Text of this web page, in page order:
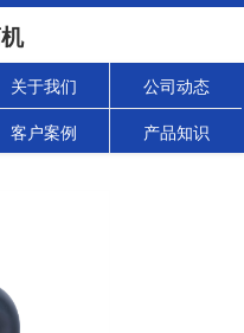
关于我们 公司动态
客户案例 产品知识